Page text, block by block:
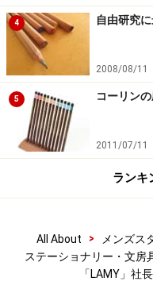
4 自由研究
2008/08/11
5 コーリン
2011/07/11
ランキ
All About > メンズス
ステーショナリー・文房
「LAMY」社